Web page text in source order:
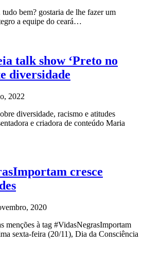
bem? gostaria de lhe fazer um
a equipe do ceará…
talk show ‘Preto no
diversidade
2022
diversidade, racismo e atitudes
e criadora de conteúdo Maria
cresce
2020
menções à tag #VidasNegrasImportam
sexta-feira (20/11), Dia da Consciência